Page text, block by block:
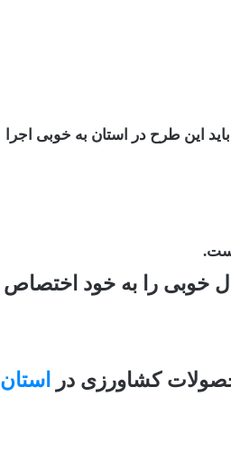
این طرح در استان به خوبی اجرا
خوبی را به خود اختصاص
کشاورزی در
استان